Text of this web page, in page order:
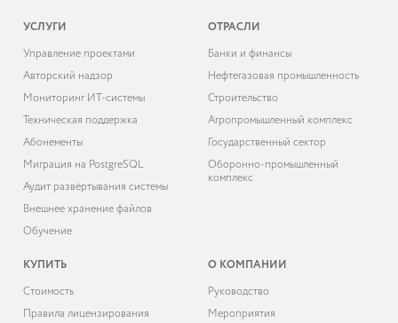
УСЛУГИ
Управление проектами
Авторский надзор
Мониторинг ИТ-системы
Техническая поддержка
Абонементы
Миграция на PostgreSQL
Аудит развёртывания системы
Внешнее хранение файлов
Обучение
ОТРАСЛИ
Банки и финансы
Нефтегазовая промышленность
Строительство
Агропромышленный комплекс
Государственный сектор
Оборонно-промышленный
комплекс
КУПИТЬ
Cтоимость
Правила лицензирования
О КОМПАНИИ
Руководство
Мероприятия